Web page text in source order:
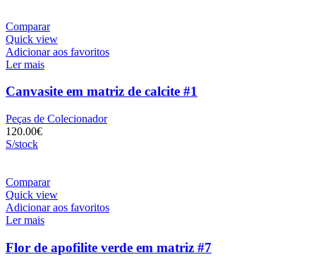
Comparar
Quick view
Adicionar aos favoritos
Ler mais
Canvasite em matriz de calcite #1
Peças de Colecionador
120.00€
S/stock
Comparar
Quick view
Adicionar aos favoritos
Ler mais
Flor de apofilite verde em matriz #7